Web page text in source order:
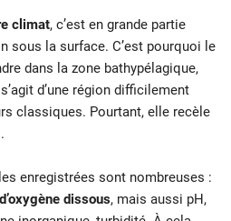
climat, c’est en grande partie
sous la surface. C’est pourquoi le
dans la zone bathypélagique,
d’une région difficilement
classiques. Pourtant, elle recèle
enregistrées sont nombreuses :
dissous, mais aussi pH,